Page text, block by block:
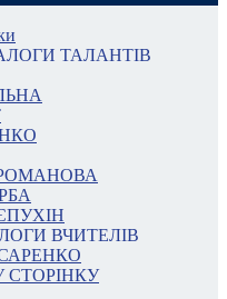
ТАЛАНТІВ
ВЧИТЕЛІВ
СТОРІНКУ